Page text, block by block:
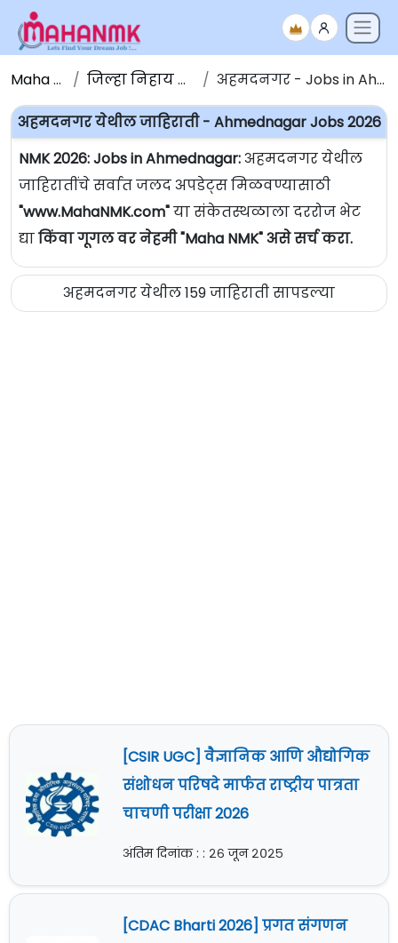
Maha NMK जिल्हा निहाय जाहिराती अहमदनगर - Jobs in Ahmednagar
अहमदनगर येथील जाहिराती - Ahmednagar Jobs 2026
NMK 2026: Jobs in Ahmednagar:अहमदनगर येथील
जाहिरातींचे सर्वात जलद अपडेट्स मिळवण्यासाठी
"www.MahaNMK.com"या संकेतस्थळाला दररोज भेट
द्याकिंवा गूगल वर नेहमी "Maha NMK" असे सर्च करा.
अहमदनगर येथील 159 जाहिराती सापडल्या
[CSIR UGC] वैज्ञानिक आणि औद्योगिक
संशोधन परिषदे मार्फत राष्ट्रीय पात्रता
चाचणी परीक्षा 2026
अंतिम दिनांक : : २६ जून २०२५
[CDAC Bharti 2026] प्रगत संगणन